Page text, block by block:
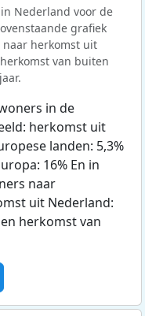
Nederland voor de
grafiek
herkomst uit
van buiten
in de
herkomst uit
landen: 5,3%
16% En in
naar
uit Nederland:
herkomst van